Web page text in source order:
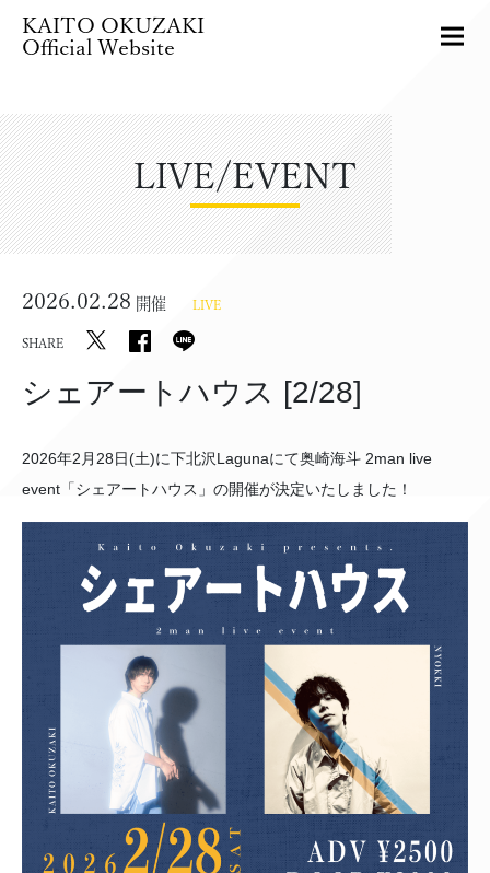
KAITO OKUZAKI
Official Website
LIVE/EVENT
2026.02.28 開催 LIVE
SHARE
シェアートハウス [2/28]
2026年2月28日(土)に下北沢Lagunaにて奥崎海斗 2man live
event「シェアートハウス」の開催が決定いたしました！